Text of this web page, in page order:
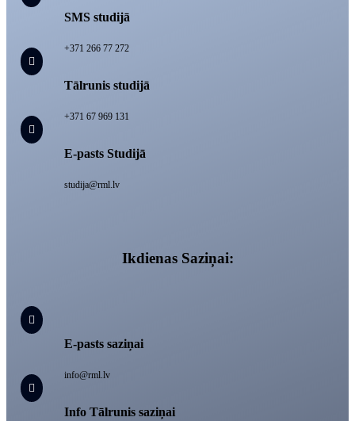
SMS studijā
+371 266 77 272

Tālrunis studijā
+371 67 969 131

E-pasts Studijā
studija@rml.lv
Ikdienas Saziņai:

E-pasts saziņai
info@rml.lv

Info Tālrunis saziņai